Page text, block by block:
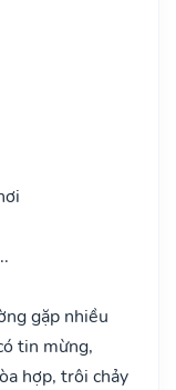
gặp nhiều
tin mừng,
hợp, trôi chảy